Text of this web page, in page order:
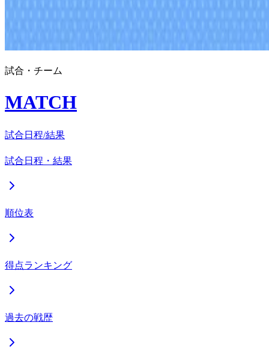
試合・チーム
MATCH
試合日程/結果
試合日程・結果
順位表
得点ランキング
過去の戦歴